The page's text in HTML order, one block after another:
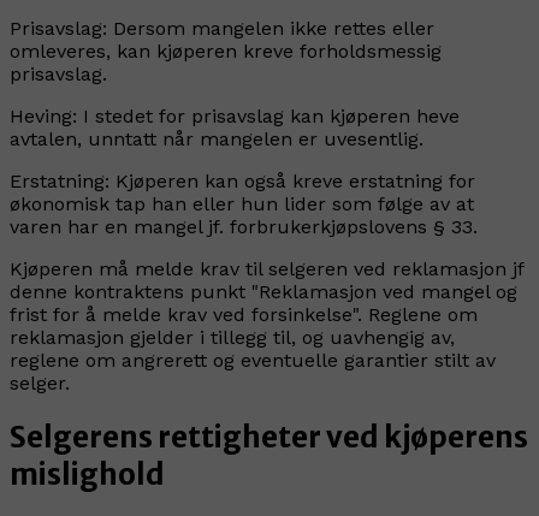
Prisavslag: Dersom mangelen ikke rettes eller
omleveres, kan kjøperen kreve forholdsmessig
prisavslag.
Heving: I stedet for prisavslag kan kjøperen heve
avtalen, unntatt når mangelen er uvesentlig.
Erstatning: Kjøperen kan også kreve erstatning for
økonomisk tap han eller hun lider som følge av at
varen har en mangel jf. forbrukerkjøpslovens § 33.
Kjøperen må melde krav til selgeren ved reklamasjon jf
denne kontraktens punkt "Reklamasjon ved mangel og
frist for å melde krav ved forsinkelse". Reglene om
reklamasjon gjelder i tillegg til, og uavhengig av,
reglene om angrerett og eventuelle garantier stilt av
selger.
Selgerens rettigheter ved kjøperens
mislighold